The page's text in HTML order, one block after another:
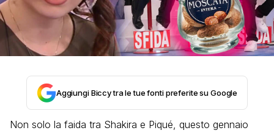
Aggiungi Biccy tra le tue fonti preferite su Google
Non solo la faida tra Shakira e Piqué, questo gennaio